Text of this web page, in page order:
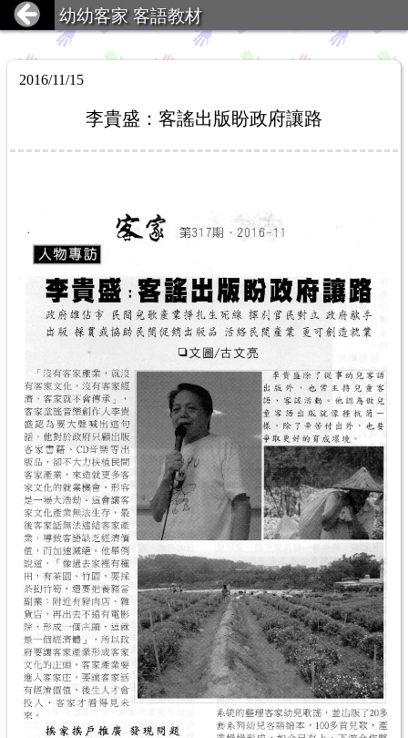
幼幼客家 客語教材
2016/11/15
李貴盛：客謠出版盼政府讓路